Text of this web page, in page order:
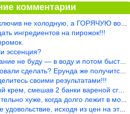
комментарии
не холодную, а ГОРЯЧУЮ воду. Трубы в
ингредиентов на пирожок!!!
эссенция?
не буду — в воду и потом быстро в раска
сделать? Ерунда же получится. Нет, с
своими результатами!!!
смешав 2 банки вареной сгущенки со с
хуже, когда долго лежит в морозилке
исходя из цен на эту ягоду